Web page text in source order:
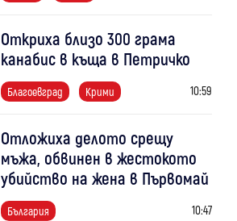
Откриха близо 300 грама
канабис в къща в Петричко
Благоевград Крими 10:59
Отложиха делото срещу
мъжа, обвинен в жестокото
убийство на жена в Първомай
България 10:47